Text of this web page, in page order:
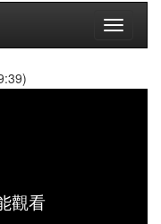
Toggle
觀看